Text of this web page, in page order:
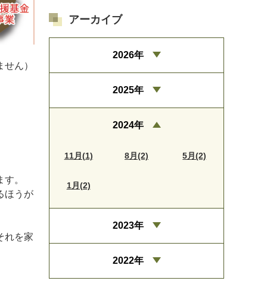
ん）
。
ほうが
れを家
アーカイブ
2026年
2025年
2024年
11月(1) 8月(2) 5月(2)
1月(2)
2023年
2022年